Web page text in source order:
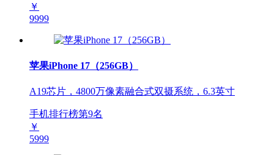
￥
9999
苹果iPhone 17（256GB）
A19芯片，4800万像素融合式双摄系统，6.3英寸
手机排行榜第9名
￥
5999